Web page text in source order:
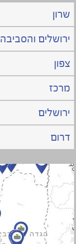
שרון
ירושלים והסביבה
צפון
מרכז
ירושלים
דרום